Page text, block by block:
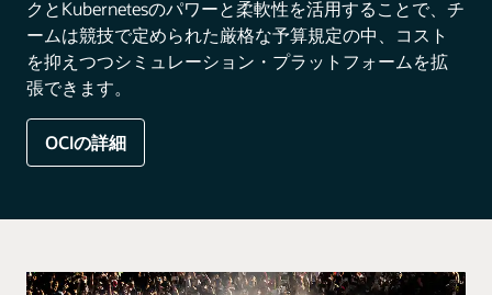
クとKubernetesのパワーと柔軟性を活用することで、チ
ームは競技で定められた厳格な予算規定の中、コスト
を抑えつつシミュレーション・プラットフォームを拡
張できます。
OCIの詳細